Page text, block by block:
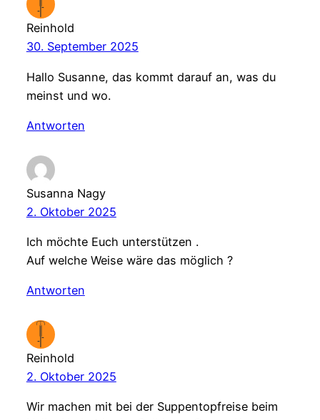
Reinhold
30. September 2025
Hallo Susanne, das kommt darauf an, was du
meinst und wo.
Antworten
Susanna Nagy
2. Oktober 2025
Ich möchte Euch unterstützen .
Auf welche Weise wäre das möglich ?
Antworten
Reinhold
2. Oktober 2025
Wir machen mit bei der Suppentopfreise beim